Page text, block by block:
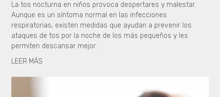
La tos nocturna en niños provoca despertares y malestar.
Aunque es un síntoma normal en las infecciones
respiratorias, existen medidas que ayudan a prevenir los
ataques de tos por la noche de los más pequeños y les
permiten descansar mejor.
LEER MÁS